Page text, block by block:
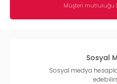
Müşteri mutluluğu
Sosyal
Sosyal medya